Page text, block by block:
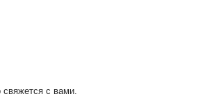
свяжется с вами.